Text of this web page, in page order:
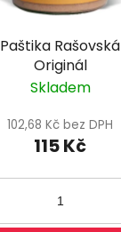
Paštika Rašovská
Originál
Skladem
102,68 Kč bez DPH
115 Kč